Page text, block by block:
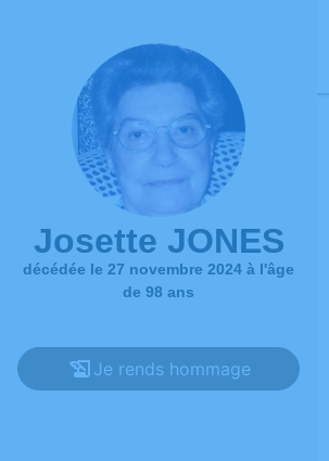
Josette JONES
décédée le 27 novembre 2024 à l'âge
de 98 ans
Je rends hommage